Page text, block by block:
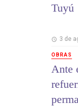
Tuyú
3 de
OBRAS
Ante